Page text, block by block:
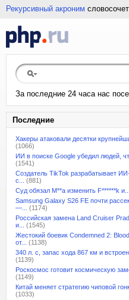
Рекурсивный акроним
За последние 24 часа нас
Последние
Хакеры атаковали десятки
(1066)
ИИ в поиске Google убедил людей,
(1541)
Создатель TikTok разрабатывает
с...
(881)
Суд обязал M**a изменить F******k и...
Samsung Galaxy S26 FE почти
—...
(1174)
Российская замена Land Cruiser
и...
(1545)
Жестокий боевик Condemned 2:
от...
(1138)
340 л. с, запас хода 867 км и
(1139)
Роскосмос готовит космическую
(1149)
Китай меняет стратегию чиповой
(1033)